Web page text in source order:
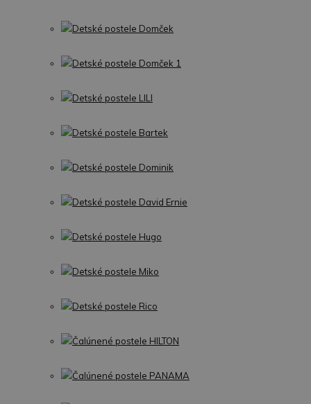
Detské postele Domček
Detské postele Domček 1
Detské postele LILI
Detské postele Bartek
Detské postele Dominik
Detské postele David Ernie
Detské postele Hugo
Detské postele Miko
Detské postele Rico
Čalúnené postele HILTON
Čalúnené postele PANAMA